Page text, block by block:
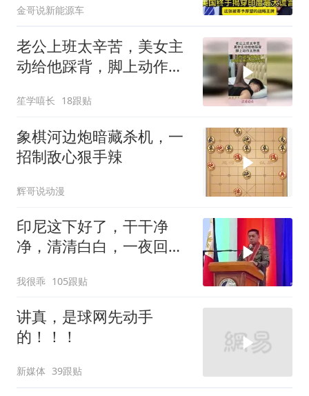
金哥说新能源车
老公上班太辛苦，美女主
动给他踩背，脚上动作太
笙学嘻长 18跟贴
象棋河边炮暗藏杀机，一
招制敌心狠手辣
辉哥说动漫
印尼这下好了，干干净
净，清清白白，一夜回到
我很乖 105跟贴
讲真，是球网先动手
的！！！
新媒体 39跟贴